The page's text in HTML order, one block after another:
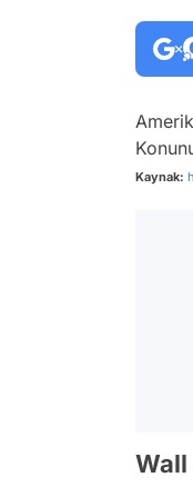
Kaynak:
Wall